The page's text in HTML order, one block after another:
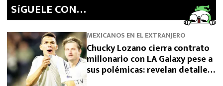
SíGUELE CON…
MEXICANOS EN EL EXTRANJERO
Chucky Lozano cierra contrato
millonario con LA Galaxy pese a
sus polémicas: revelan detalles